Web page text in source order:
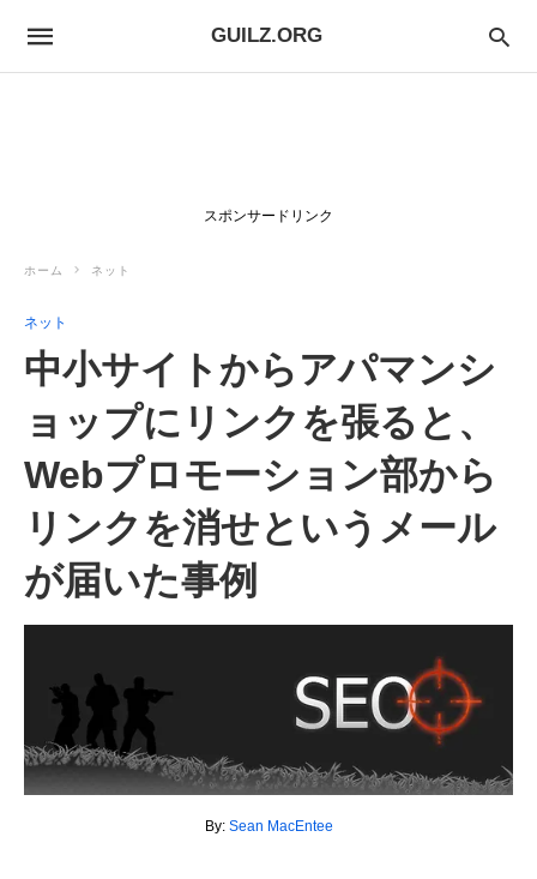
GUILZ.ORG
スポンサードリンク
ホーム ネット
ネット
中小サイトからアパマンシ
ョップにリンクを張ると、
Webプロモーション部から
リンクを消せというメール
が届いた事例
By: Sean MacEntee